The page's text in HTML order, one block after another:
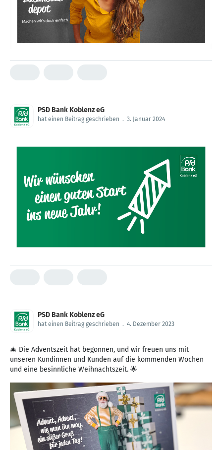
PSD Bank Koblenz eG
hat einen Beitrag geschrieben . 3. Januar 2024
PSD Bank Koblenz eG
hat einen Beitrag geschrieben . 4. Dezember 2023
🎄 Die Adventszeit hat begonnen, und wir freuen uns mit
unseren Kundinnen und Kunden auf die kommenden Wochen
und eine besinnliche Weihnachtszeit. 🌟